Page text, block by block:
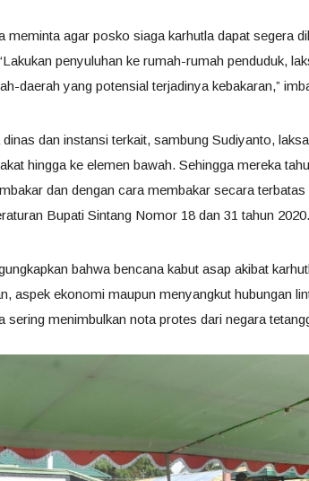
meminta agar posko siaga karhutla dapat segera
penyuluhan ke rumah-rumah penduduk,
daerah yang potensial terjadinya kebakaran,”
dan instansi terkait, sambung Sudiyanto,
hingga ke elemen bawah. Sehingga mereka
dan dengan cara membakar secara
Bupati Sintang Nomor 18 dan 31 tahun 2020.
bahwa bencana kabut asap akibat
aspek ekonomi maupun menyangkut hubungan
sering menimbulkan nota protes dari negara